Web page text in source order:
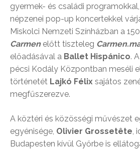
gyermek- és családi
népzenei pop-up koncertekkel
Miskolci Nemzeti Színházban a
Carmenelőtt tiszteleg
előadásával a Ballet Hispánico. A
pécsi Kodály Központban meséli el
történetét Lajkó Félix sajátos
megfűszerezve.
A köztéri és közösségi művészet
egyénisége, Olivier Grossetête
Budapesten kívül Győrbe is